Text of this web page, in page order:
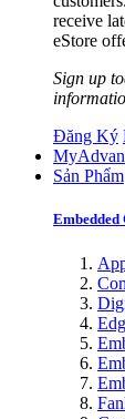
receive
eStore
Sign up
Đăng Ký
Sản Phẩm
Embedded